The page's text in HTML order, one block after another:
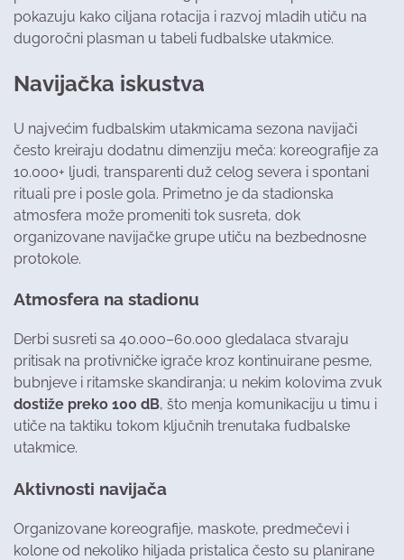
pokazuju kako ciljana rotacija i razvoj mladih utiču na
dugoročni plasman u tabeli fudbalske utakmice.
Navijačka iskustva
U najvećim fudbalskim utakmicama sezona navijači
često kreiraju dodatnu dimenziju meča: koreografije za
10.000+ ljudi, transparenti duž celog severa i spontani
rituali pre i posle gola. Primetno je da stadionska
atmosfera može promeniti tok susreta, dok
organizovane navijačke grupe utiču na bezbednosne
protokole.
Atmosfera na stadionu
Derbi susreti sa 40.000–60.000 gledalaca stvaraju
pritisak na protivničke igrače kroz kontinuirane pesme,
bubnjeve i ritamske skandiranja; u nekim kolovima zvuk
dostiže preko 100 dB, što menja komunikaciju u timu i
utiče na taktiku tokom ključnih trenutaka fudbalske
utakmice.
Aktivnosti navijača
Organizovane koreografije, maskote, predmečevi i
kolone od nekoliko hiljada pristalica često su planirane